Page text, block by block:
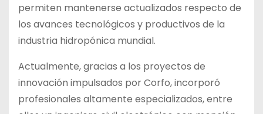
permiten mantenerse actualizados respecto de
los avances tecnológicos y productivos de la
industria hidropónica mundial.
Actualmente, gracias a los proyectos de
innovación impulsados por Corfo, incorporó
profesionales altamente especializados, entre